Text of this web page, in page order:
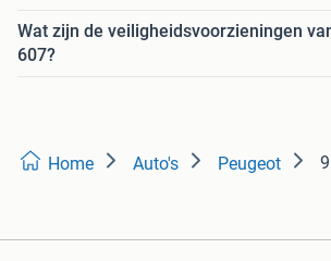
Wat zijn de veiligheidsvoorzieningen
607?
Home Auto's Peugeot